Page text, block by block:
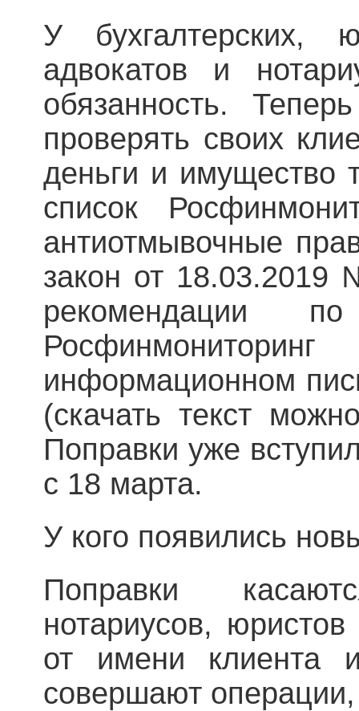
У бухгалтерских,
адвокатов и
обязанность.
проверять своих
деньги и имущество
список
антиотмывочные
закон от
рекомендации
информационном
(скачать текст
Поправки уже
с 18 марта.
У кого появились
Поправки
нотариусов,
от имени клиента
совершают